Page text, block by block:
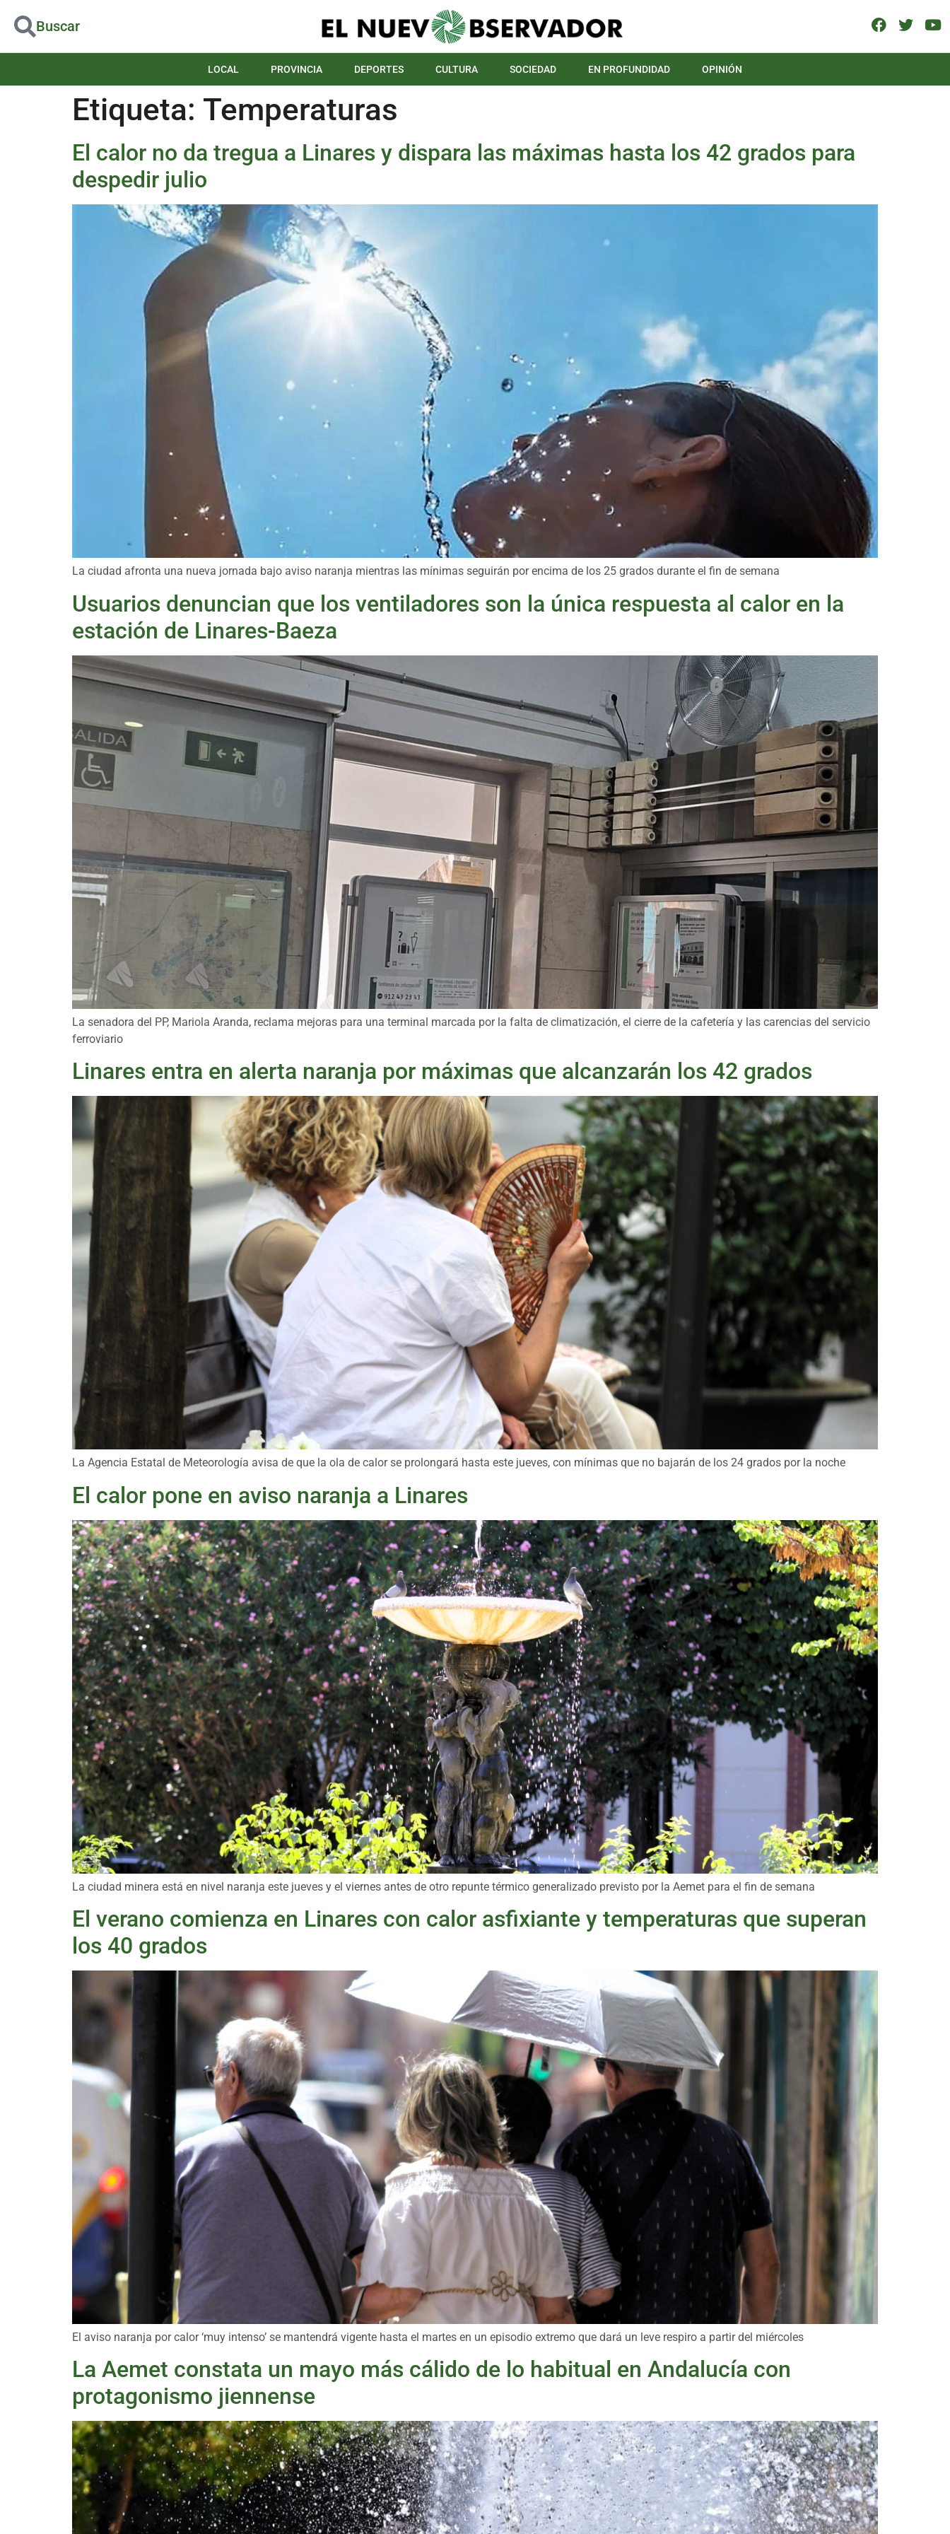
Buscar
LOCAL PROVINCIA DEPORTES CULTURA SOCIEDAD EN PROFUNDIDAD OPINIÓN
Etiqueta: Temperaturas
El calor no da tregua a Linares y dispara las máximas hasta los 42 grados para
despedir julio
La ciudad afronta una nueva jornada bajo aviso naranja mientras las mínimas seguirán por encima de los 25 grados durante el fin de semana
Usuarios denuncian que los ventiladores son la única respuesta al calor en la
estación de Linares-Baeza
La senadora del PP, Mariola Aranda, reclama mejoras para una terminal marcada por la falta de climatización, el cierre de la cafetería y las carencias del servicio
ferroviario
Linares entra en alerta naranja por máximas que alcanzarán los 42 grados
La Agencia Estatal de Meteorología avisa de que la ola de calor se prolongará hasta este jueves, con mínimas que no bajarán de los 24 grados por la noche
El calor pone en aviso naranja a Linares
La ciudad minera está en nivel naranja este jueves y el viernes antes de otro repunte térmico generalizado previsto por la Aemet para el fin de semana
El verano comienza en Linares con calor asfixiante y temperaturas que superan
los 40 grados
El aviso naranja por calor ‘muy intenso’ se mantendrá vigente hasta el martes en un episodio extremo que dará un leve respiro a partir del miércoles
La Aemet constata un mayo más cálido de lo habitual en Andalucía con
protagonismo jiennense